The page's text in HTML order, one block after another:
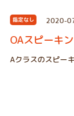
指定なし 2020-
OAスピーキ
Aクラスのスピー